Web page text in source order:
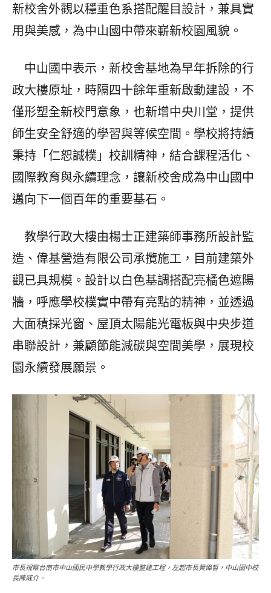
新校舍外觀以穩重色系搭配醒目設計，兼具實
用與美感，為中山國中帶來嶄新校園風貌。
中山國中表示，新校舍基地為早年拆除的行
政大樓原址，時隔四十餘年重新啟動建設，不
僅形塑全新校門意象，也新增中央川堂，提供
師生安全舒適的學習與等候空間。學校將持續
秉持「仁恕誠樸」校訓精神，結合課程活化、
國際教育與永續理念，讓新校舍成為中山國中
邁向下一個百年的重要基石。
教學行政大樓由楊士正建築師事務所設計監
造、偉基營造有限公司承攬施工，目前建築外
觀已具規模。設計以白色基調搭配亮橘色遮陽
牆，呼應學校樸實中帶有亮點的精神，並透過
大面積採光窗、屋頂太陽能光電板與中央步道
串聯設計，兼顧節能減碳與空間美學，展現校
園永續發展願景。
市長視察台南市中山國民中學教學行政大樓整建工程，左起市長黃偉哲，中山國中校
長陳威介。